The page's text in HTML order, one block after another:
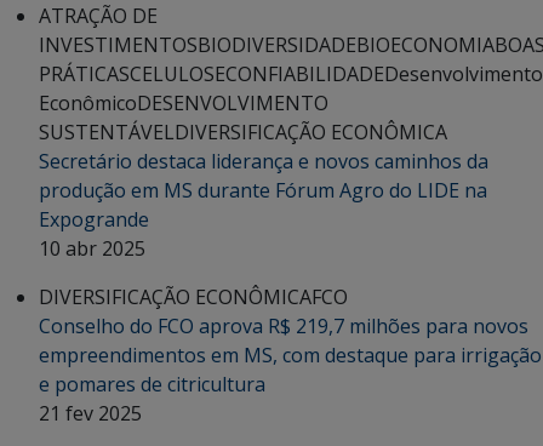
ATRAÇÃO DE
INVESTIMENTOSBIODIVERSIDADEBIOECONOMIA
PRÁTICASCELULOSECONFIABILIDADEDesenvolvimento
EconômicoDESENVOLVIMENTO
SUSTENTÁVELDIVERSIFICAÇÃO ECONÔMICA
Secretário destaca liderança e novos caminhos da
produção em MS durante Fórum Agro do LIDE na
Expogrande
10 abr 2025
DIVERSIFICAÇÃO ECONÔMICAFCO
Conselho do FCO aprova R$ 219,7 milhões para novos
empreendimentos em MS, com destaque para irrigação
e pomares de citricultura
21 fev 2025